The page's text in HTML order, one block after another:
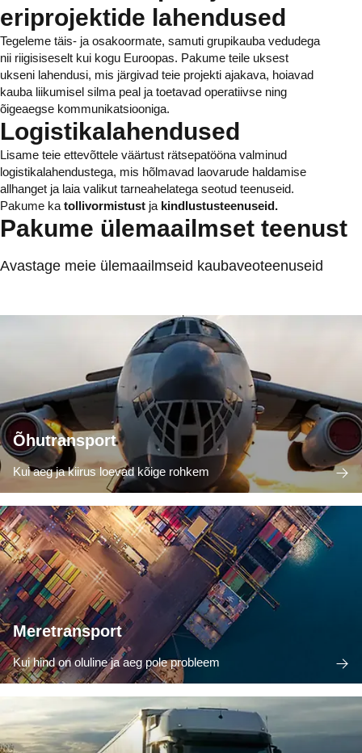
eriprojektide lahendused
Tegeleme täis- ja osakoormate, samuti grupikauba vedudega
nii riigisiseselt kui kogu Euroopas. Pakume teile uksest
ukseni lahendusi, mis järgivad teie projekti ajakava, hoiavad
kauba liikumisel silma peal ja toetavad operatiivse ning
õigeaegse kommunikatsiooniga.
Logistikalahendused
Lisame teie ettevõttele väärtust rätsepatööna valminud
logistikalahendustega, mis hõlmavad laovarude haldamise
allhanget ja laia valikut tarneahelatega seotud teenuseid.
Pakume ka tollivormistust ja kindlustusteenuseid.
Pakume ülemaailmset teenust
Avastage meie ülemaailmseid kaubaveoteenuseid
Õhutransport
Kui aeg ja kiirus loevad kõige rohkem
Meretransport
Kui hind on oluline ja aeg pole probleem